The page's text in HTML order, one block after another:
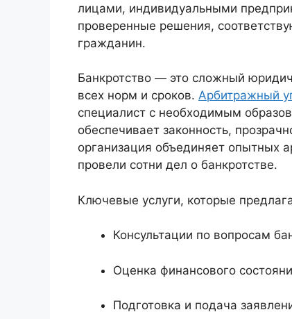
лицами, индивидуальными
проверенные решения,
гражданин.
Банкротство — это сложный
всех норм и сроков. Арбитражный
специалист с необходимым
обеспечивает законность,
организация объединяет опытных
провели сотни дел о банкротстве.
Ключевые услуги, которые
Консультации по вопросам
Оценка финансового
Подготовка и подача